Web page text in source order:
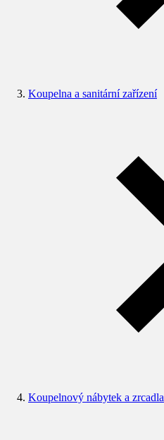
Koupelna a sanitární zařízení
Koupelnový nábytek a zrcadla